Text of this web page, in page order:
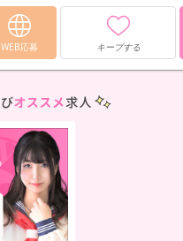
WEB応募 キープする